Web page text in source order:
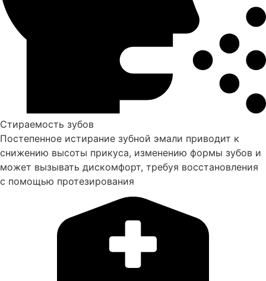
Стираемость зубов
Постепенное истирание зубной эмали приводит к
снижению высоты прикуса, изменению формы зубов и
может вызывать дискомфорт, требуя восстановления
с помощью протезирования